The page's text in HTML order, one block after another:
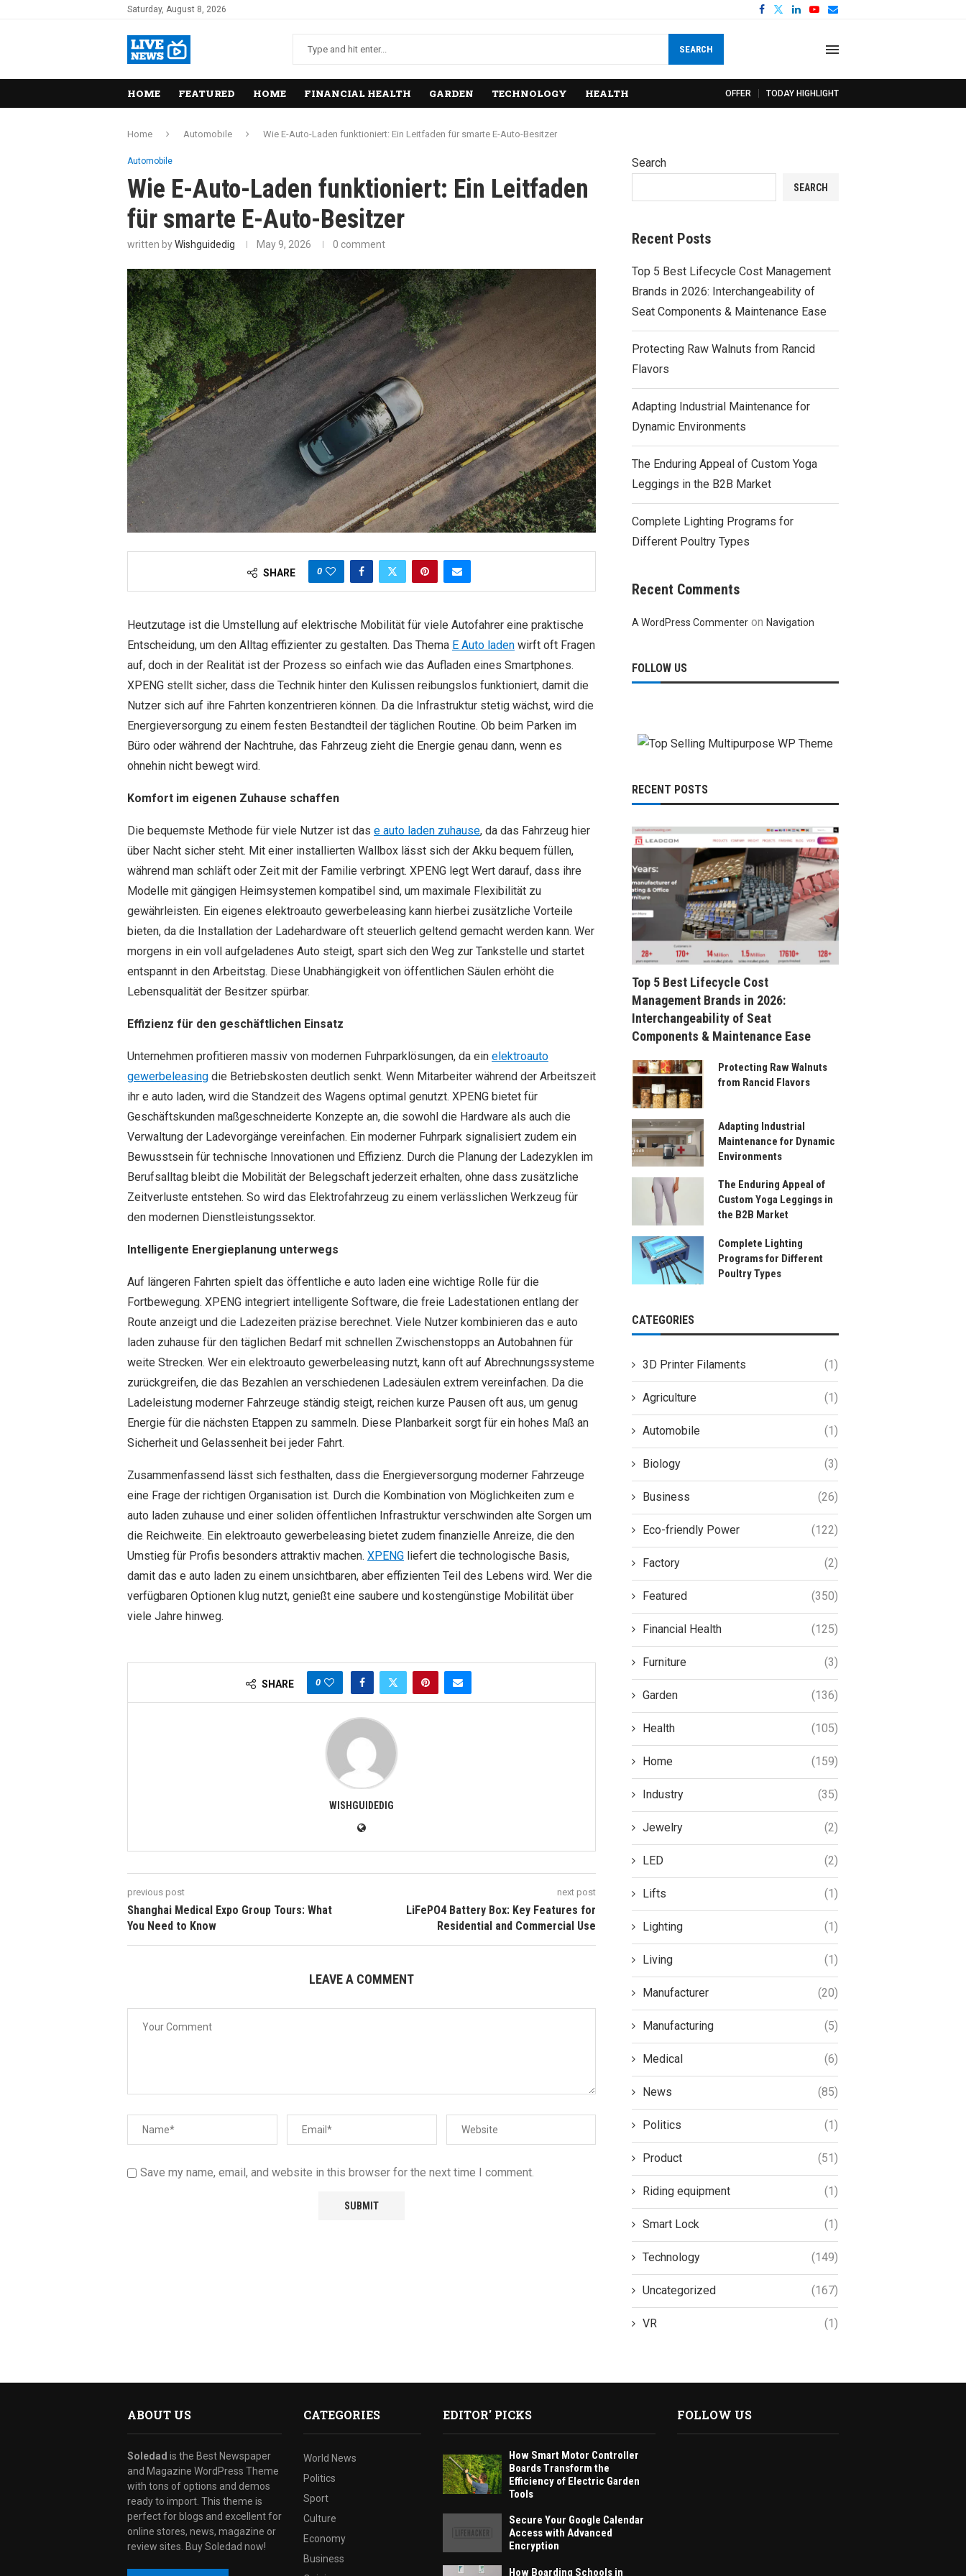
Saturday, August 8, 2026
SEARCH
HOME FEATURED HOME FINANCIAL HEALTH GARDEN TECHNOLOGY HEALTH OFFER TODAY HIGHLIGHT
Home Automobile Wie E-Auto-Laden funktioniert: Ein Leitfaden für smarte E-Auto-Besitzer
Automobile
Wie E-Auto-Laden funktioniert: Ein Leitfaden
für smarte E-Auto-Besitzer
written byWishguidedig May 9, 2026 0 comment
SHARE 0
Heutzutage ist die Umstellung auf elektrische Mobilität für viele Autofahrer eine praktische
Entscheidung, um den Alltag effizienter zu gestalten. Das Thema E Auto laden wirft oft Fragen
auf, doch in der Realität ist der Prozess so einfach wie das Aufladen eines Smartphones.
XPENG stellt sicher, dass die Technik hinter den Kulissen reibungslos funktioniert, damit die
Nutzer sich auf ihre Fahrten konzentrieren können. Da die Infrastruktur stetig wächst, wird die
Energieversorgung zu einem festen Bestandteil der täglichen Routine. Ob beim Parken im
Büro oder während der Nachtruhe, das Fahrzeug zieht die Energie genau dann, wenn es
ohnehin nicht bewegt wird.
Komfort im eigenen Zuhause schaffen
Die bequemste Methode für viele Nutzer ist das e auto laden zuhause, da das Fahrzeug hier
über Nacht sicher steht. Mit einer installierten Wallbox lässt sich der Akku bequem füllen,
während man schläft oder Zeit mit der Familie verbringt. XPENG legt Wert darauf, dass ihre
Modelle mit gängigen Heimsystemen kompatibel sind, um maximale Flexibilität zu
gewährleisten. Ein eigenes elektroauto gewerbeleasing kann hierbei zusätzliche Vorteile
bieten, da die Installation der Ladehardware oft steuerlich geltend gemacht werden kann. Wer
morgens in ein voll aufgeladenes Auto steigt, spart sich den Weg zur Tankstelle und startet
entspannt in den Arbeitstag. Diese Unabhängigkeit von öffentlichen Säulen erhöht die
Lebensqualität der Besitzer spürbar.
Effizienz für den geschäftlichen Einsatz
Unternehmen profitieren massiv von modernen Fuhrparklösungen, da ein elektroauto
gewerbeleasing die Betriebskosten deutlich senkt. Wenn Mitarbeiter während der Arbeitszeit
ihr e auto laden, wird die Standzeit des Wagens optimal genutzt. XPENG bietet für
Geschäftskunden maßgeschneiderte Konzepte an, die sowohl die Hardware als auch die
Verwaltung der Ladevorgänge vereinfachen. Ein moderner Fuhrpark signalisiert zudem ein
Bewusstsein für technische Innovationen und Effizienz. Durch die Planung der Ladezyklen im
Berufsalltag bleibt die Mobilität der Belegschaft jederzeit erhalten, ohne dass zusätzliche
Zeitverluste entstehen. So wird das Elektrofahrzeug zu einem verlässlichen Werkzeug für
den modernen Dienstleistungssektor.
Intelligente Energieplanung unterwegs
Auf längeren Fahrten spielt das öffentliche e auto laden eine wichtige Rolle für die
Fortbewegung. XPENG integriert intelligente Software, die freie Ladestationen entlang der
Route anzeigt und die Ladezeiten präzise berechnet. Viele Nutzer kombinieren das e auto
laden zuhause für den täglichen Bedarf mit schnellen Zwischenstopps an Autobahnen für
weite Strecken. Wer ein elektroauto gewerbeleasing nutzt, kann oft auf Abrechnungssysteme
zurückgreifen, die das Bezahlen an verschiedenen Ladesäulen extrem vereinfachen. Da die
Ladeleistung moderner Fahrzeuge ständig steigt, reichen kurze Pausen oft aus, um genug
Energie für die nächsten Etappen zu sammeln. Diese Planbarkeit sorgt für ein hohes Maß an
Sicherheit und Gelassenheit bei jeder Fahrt.
Zusammenfassend lässt sich festhalten, dass die Energieversorgung moderner Fahrzeuge
eine Frage der richtigen Organisation ist. Durch die Kombination von Möglichkeiten zum e
auto laden zuhause und einer soliden öffentlichen Infrastruktur verschwinden alte Sorgen um
die Reichweite. Ein elektroauto gewerbeleasing bietet zudem finanzielle Anreize, die den
Umstieg für Profis besonders attraktiv machen. XPENG liefert die technologische Basis,
damit das e auto laden zu einem unsichtbaren, aber effizienten Teil des Lebens wird. Wer die
verfügbaren Optionen klug nutzt, genießt eine saubere und kostengünstige Mobilität über
viele Jahre hinweg.
SHARE 0
WISHGUIDEDIG
previous post
Shanghai Medical Expo Group Tours: What
You Need to Know
next post
LiFePO4 Battery Box: Key Features for
Residential and Commercial Use
LEAVE A COMMENT
Save my name, email, and website in this browser for the next time I comment.
Search
SEARCH
Recent Posts
Top 5 Best Lifecycle Cost Management
Brands in 2026: Interchangeability of
Seat Components & Maintenance Ease
Protecting Raw Walnuts from Rancid
Flavors
Adapting Industrial Maintenance for
Dynamic Environments
The Enduring Appeal of Custom Yoga
Leggings in the B2B Market
Complete Lighting Programs for
Different Poultry Types
Recent Comments
A WordPress Commenter onNavigation
FOLLOW US
RECENT POSTS
Top 5 Best Lifecycle Cost
Management Brands in 2026:
Interchangeability of Seat
Components & Maintenance Ease
Protecting Raw Walnuts
from Rancid Flavors
Adapting Industrial
Maintenance for Dynamic
Environments
The Enduring Appeal of
Custom Yoga Leggings in
the B2B Market
Complete Lighting
Programs for Different
Poultry Types
CATEGORIES
3D Printer Filaments (1)
Agriculture (1)
Automobile (1)
Biology (3)
Business (26)
Eco-friendly Power (122)
Factory (2)
Featured (350)
Financial Health (125)
Furniture (3)
Garden (136)
Health (105)
Home (159)
Industry (35)
Jewelry (2)
LED (2)
Lifts (1)
Lighting (1)
Living (1)
Manufacturer (20)
Manufacturing (5)
Medical (6)
News (85)
Politics (1)
Product (51)
Riding equipment (1)
Smart Lock (1)
Technology (149)
Uncategorized (167)
VR (1)
ABOUT US
Soledad is the Best Newspaper
and Magazine WordPress Theme
with tons of options and demos
ready to import. This theme is
perfect for blogs and excellent for
online stores, news, magazine or
review sites. Buy Soledad now!
CATEGORIES
World News
Politics
Sport
Culture
Economy
Business
EDITOR' PICKS
How Smart Motor Controller
Boards Transform the
Efficiency of Electric Garden
Tools
Secure Your Google Calendar
Access with Advanced
Encryption
How Boarding Schools in
FOLLOW US